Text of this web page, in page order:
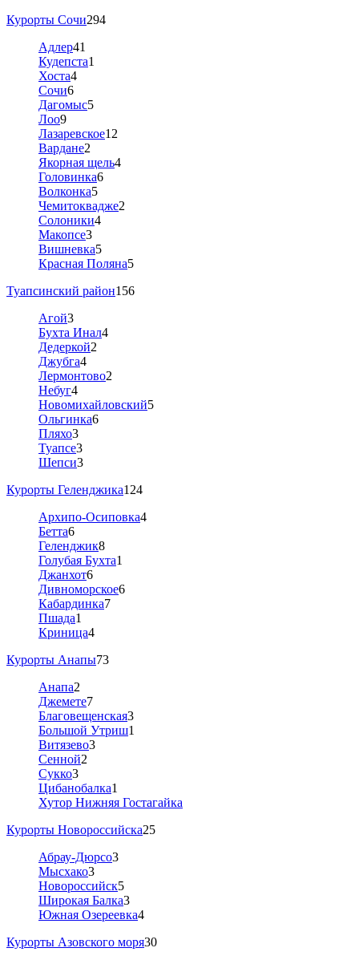
Курорты Сочи294
Адлер41
Кудепста1
Хоста4
Сочи6
Дагомыс5
Лоо9
Лазаревское12
Вардане2
Якорная щель4
Головинка6
Волконка5
Чемитоквадже2
Солоники4
Макопсе3
Вишневка5
Красная Поляна5
Туапсинский район156
Агой3
Бухта Инал4
Дедеркой2
Джубга4
Лермонтово2
Небуг4
Новомихайловский5
Ольгинка6
Пляхо3
Туапсе3
Шепси3
Курорты Геленджика124
Архипо-Осиповка4
Бетта6
Геленджик8
Голубая Бухта1
Джанхот6
Дивноморское6
Кабардинка7
Пшада1
Криница4
Курорты Анапы73
Анапа2
Джемете7
Благовещенская3
Большой Утриш1
Витязево3
Сенной2
Сукко3
Цибанобалка1
Хутор Нижняя Гостагайка
Курорты Новороссийска25
Абрау-Дюрсо3
Мысхако3
Новороссийск5
Широкая Балка3
Южная Озереевка4
Курорты Азовского моря30